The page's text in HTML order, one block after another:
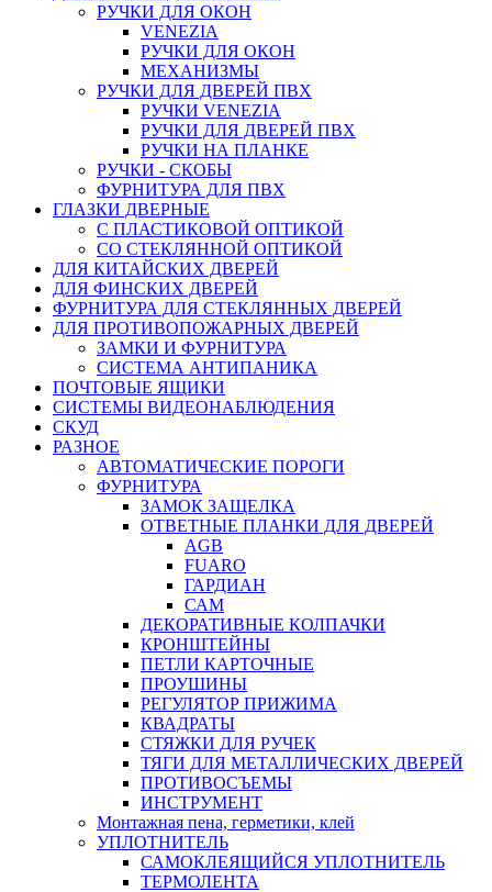
РУЧКИ ДЛЯ ОКОН
VENEZIA
РУЧКИ ДЛЯ ОКОН
МЕХАНИЗМЫ
РУЧКИ ДЛЯ ДВЕРЕЙ ПВХ
РУЧКИ VENEZIA
РУЧКИ ДЛЯ ДВЕРЕЙ ПВХ
РУЧКИ НА ПЛАНКЕ
РУЧКИ - СКОБЫ
ФУРНИТУРА ДЛЯ ПВХ
ГЛАЗКИ ДВЕРНЫЕ
С ПЛАСТИКОВОЙ ОПТИКОЙ
СО СТЕКЛЯННОЙ ОПТИКОЙ
ДЛЯ КИТАЙСКИХ ДВЕРЕЙ
ДЛЯ ФИНСКИХ ДВЕРЕЙ
ФУРНИТУРА ДЛЯ СТЕКЛЯННЫХ ДВЕРЕЙ
ДЛЯ ПРОТИВОПОЖАРНЫХ ДВЕРЕЙ
ЗАМКИ И ФУРНИТУРА
СИСТЕМА АНТИПАНИКА
ПОЧТОВЫЕ ЯЩИКИ
СИСТЕМЫ ВИДЕОНАБЛЮДЕНИЯ
СКУД
РАЗНОЕ
АВТОМАТИЧЕСКИЕ ПОРОГИ
ФУРНИТУРА
ЗАМОК ЗАЩЕЛКА
ОТВЕТНЫЕ ПЛАНКИ ДЛЯ ДВЕРЕЙ
AGB
FUARO
ГАРДИАН
САМ
ДЕКОРАТИВНЫЕ КОЛПАЧКИ
КРОНШТЕЙНЫ
ПЕТЛИ КАРТОЧНЫЕ
ПРОУШИНЫ
РЕГУЛЯТОР ПРИЖИМА
КВАДРАТЫ
СТЯЖКИ ДЛЯ РУЧЕК
ТЯГИ ДЛЯ МЕТАЛЛИЧЕСКИХ ДВЕРЕЙ
ПРОТИВОСЪЕМЫ
ИНСТРУМЕНТ
Монтажная пена, герметики, клей
УПЛОТНИТЕЛЬ
САМОКЛЕЯЩИЙСЯ УПЛОТНИТЕЛЬ
ТЕРМОЛЕНТА